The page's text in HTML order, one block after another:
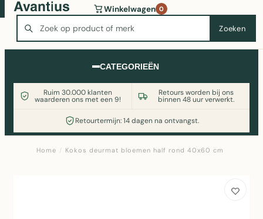
Zoeken
Winkelwagen 0
CATEGORIEËN
Ruim 30.000 klanten
waarderen ons met een 9!
Retours worden bij ons
binnen 48 uur verwerkt.
Retourtermijn: 14 dagen na ontvangst.
Wasmachine of koelkast nodig? Vergelijk alle prijzen op
Witgoedaanbod.nl
Home / Kokos deurmat bloemen half rond 40x60 cm